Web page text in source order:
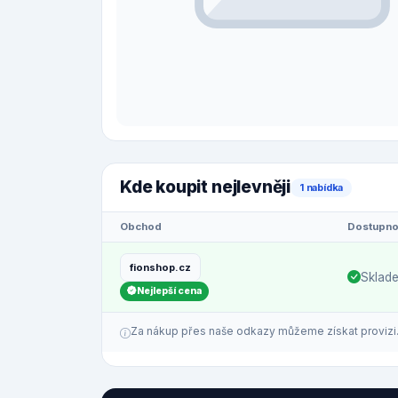
Kde koupit nejlevněji 1 nabídka
Obchod
fionshop.cz
Nejlepší cena
Za nákup přes naše odkazy můžeme získat